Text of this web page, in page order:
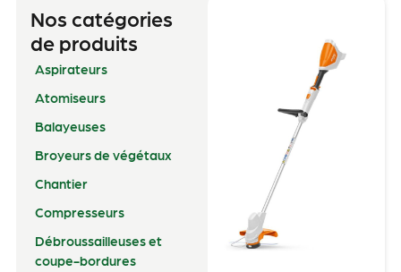
Nos catégories
de produits
Aspirateurs
Atomiseurs
Balayeuses
Broyeurs de végétaux
Chantier
Compresseurs
Débroussailleuses et
coupe-bordures